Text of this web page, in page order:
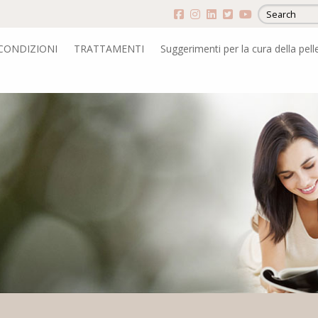
TRATTAMENTI Suggerimenti per la cura della